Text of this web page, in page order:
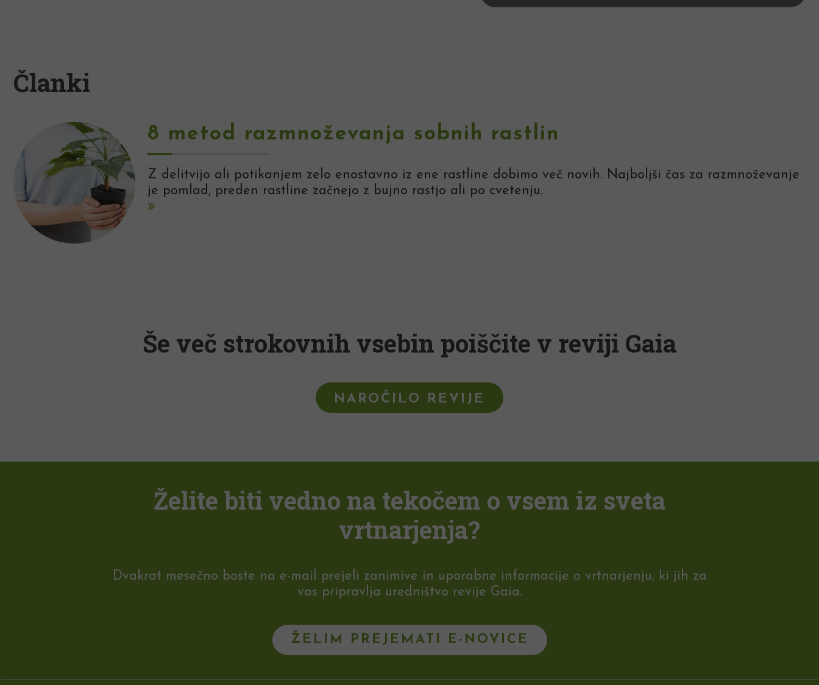
Članki
8 metod razmnoževanja sobnih rastlin
Z delitvijo ali potikanjem zelo enostavno iz ene rastline dobimo več novih. Najboljši čas za razmnoževanje
je pomlad, preden rastline začnejo z bujno rastjo ali po cvetenju.
Še več strokovnih vsebin poiščite v reviji Gaia
NAROČILO REVIJE
Želite biti vedno na tekočem o vsem iz sveta
vrtnarjenja?
Dvakrat mesečno boste na e-mail prejeli zanimive in uporabne informacije o vrtnarjenju, ki jih za
vas pripravlja uredništvo revije Gaia.
ŽELIM PREJEMATI E-NOVICE